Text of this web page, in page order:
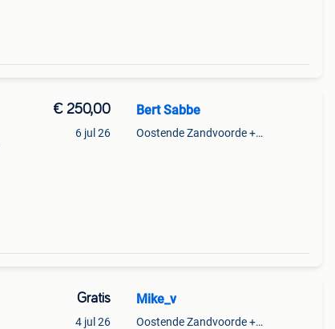
€ 250,00
6 jul 26
Bert Sabbe
Oostende Zandvoorde +Oostende
Gratis
4 jul 26
Mike_v
Oostende Zandvoorde +Oostende